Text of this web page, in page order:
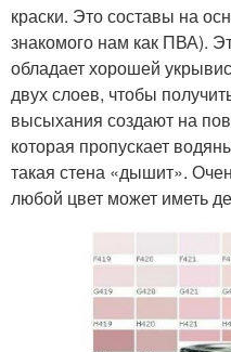
краски. Это составы на
знакомого нам как ПВА).
обладает хорошей
двух слоев, чтобы
высыхания создают на
которая пропускает
такая стена «дышит».
любой цвет может иметь